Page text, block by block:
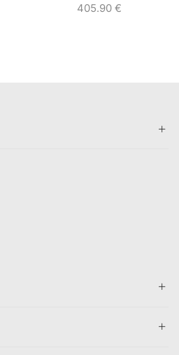
405.90 €